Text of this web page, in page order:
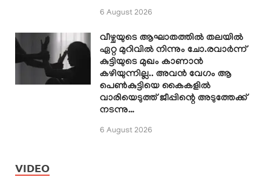
6 August 2026
വീഴ്ചയുടെ ആഘാതത്തിൽ തലയിൽ
ഏറ്റ മുറിവിൽ നിന്നും ചോ.രവാർന്ന്
കുട്ടിയുടെ മുഖം കാണാൻ
കഴിയുന്നില്ല.. അവൻ വേഗം ആ
പെൺകുട്ടിയെ കൈകളിൽ
വാരിയെടുത്ത് ജീപ്പിന്റെ അടുത്തേക്ക്
നടന്നു…
6 August 2026
VIDEO